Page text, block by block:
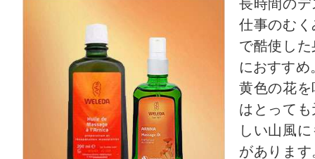
購入品：アルニカ マッサージオイル
長年愛用しています。肩こり、筋肉
療法的ではありますが効果があり、
ます。もう随分購入しました。
長時間の
仕事のむ
で酷使し
におすす
黄色の花
はとって
しい山風
がありま